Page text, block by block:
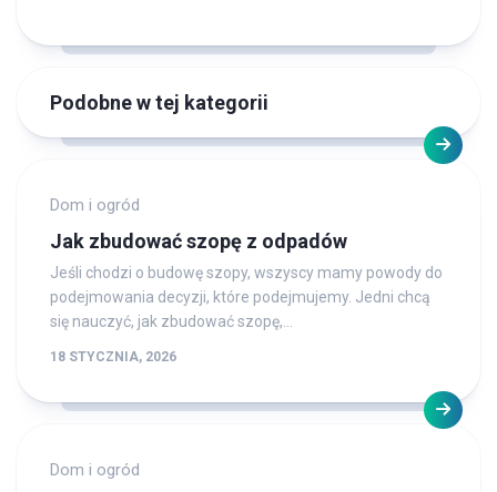
Podobne w tej kategorii
Dom i ogród
Jak zbudować szopę z odpadów
Jeśli chodzi o budowę szopy, wszyscy mamy powody do
podejmowania decyzji, które podejmujemy. Jedni chcą
się nauczyć, jak zbudować szopę,...
18 STYCZNIA, 2026
Dom i ogród